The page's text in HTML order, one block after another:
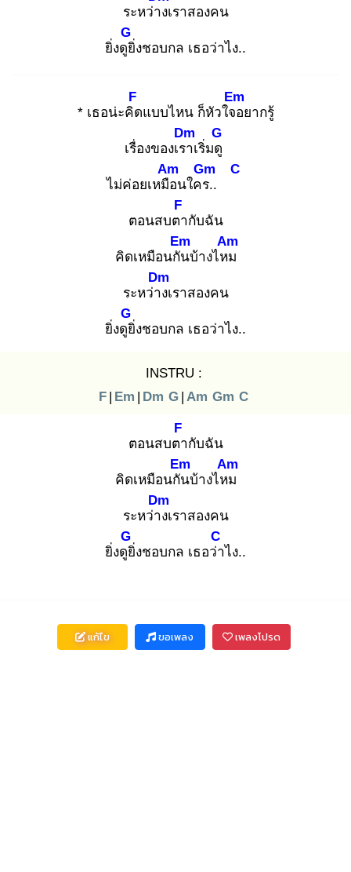
ระหว่างเราสองคน
ยิ่งดูยิ่
G
งชอบกล เธอว่าไง..
* เธอน่ะคิด
F
แบบไหน ก็หัวใจอ
Em
ยากรู้
เรื่องของเรา
Dm
เริ่มดู
G
ไม่ค่อยเหมือ
Am
นใคร.
Gm
.
C
ตอนสบตา
F
กับฉัน
คิดเหมือนกัน
Em
บ้างไหม
Am
ระหว่าง
Dm
เราสองคน
ยิ่งดูยิ่
G
งชอบกล เธอว่าไง..
INSTRU :
F | Em | Dm G | Am Gm C
ตอนสบตา
F
กับฉัน
คิดเหมือนกัน
Em
บ้างไหม
Am
ระหว่าง
Dm
เราสองคน
ยิ่งดูยิ่
G
งชอบกล เธอว่า
C
ไง..
แก้ไข ขอเพลง เพลงโปรด